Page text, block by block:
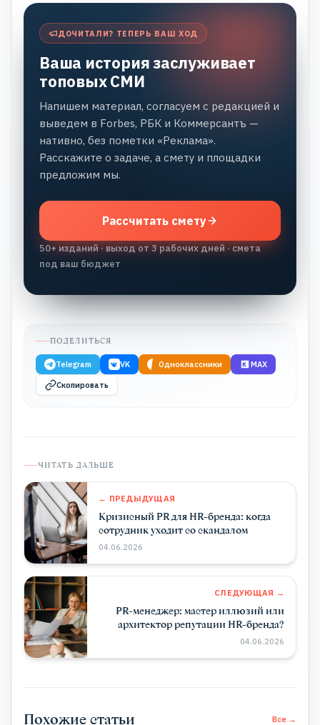
ДОЧИТАЛИ? ТЕПЕРЬ ВАШ ХОД
Ваша история заслуживает
топовых СМИ
Напишем материал, согласуем с редакцией и
выведем в Forbes, РБК и Коммерсантъ —
нативно, без пометки «Реклама».
Расскажите о задаче, а смету и площадки
предложим мы.
Рассчитать смету
50+ изданий · выход от 3 рабочих дней · смета
под ваш бюджет
ПОДЕЛИТЬСЯ
Telegram VK Одноклассники MAX
Скопировать
ЧИТАТЬ ДАЛЬШЕ
← ПРЕДЫДУЩАЯ
Кризисный PR для HR-бренда: когда
сотрудник уходит со скандалом
04.06.2026
СЛЕДУЮЩАЯ →
PR-менеджер: мастер иллюзий или
архитектор репутации HR-бренда?
04.06.2026
Похожие статьи Все →